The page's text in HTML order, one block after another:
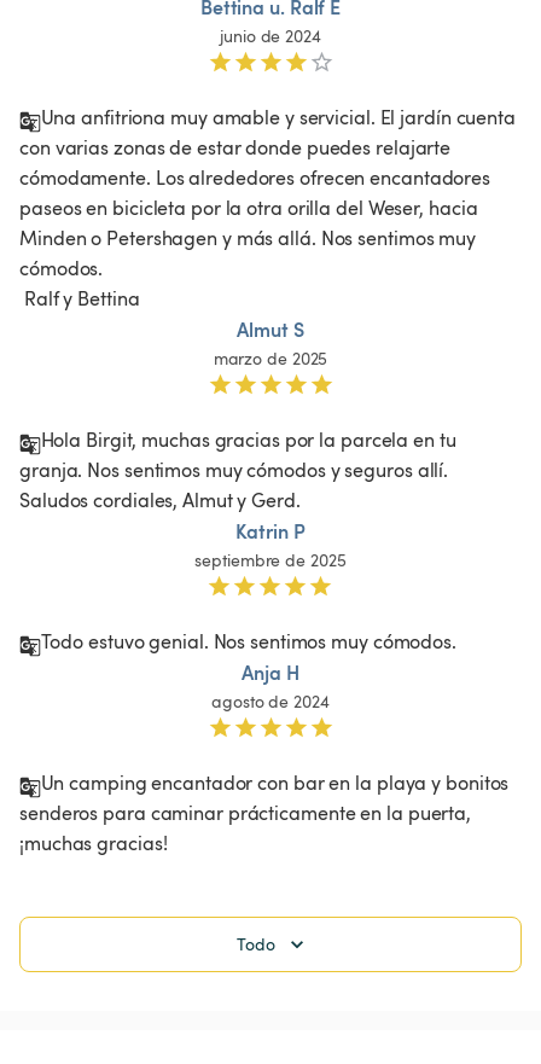
Bettina u. Ralf E
junio de 2024
Una anfitriona muy amable y servicial. El jardín cuenta
con varias zonas de estar donde puedes relajarte
cómodamente. Los alrededores ofrecen encantadores
paseos en bicicleta por la otra orilla del Weser, hacia
Minden o Petershagen y más allá. Nos sentimos muy
cómodos.
Ralf y Bettina
Almut S
marzo de 2025
Hola Birgit, muchas gracias por la parcela en tu
granja. Nos sentimos muy cómodos y seguros allí.
Saludos cordiales, Almut y Gerd.
Katrin P
septiembre de 2025
Todo estuvo genial. Nos sentimos muy cómodos.
Anja H
agosto de 2024
Un camping encantador con bar en la playa y bonitos
senderos para caminar prácticamente en la puerta,
¡muchas gracias!
Todo